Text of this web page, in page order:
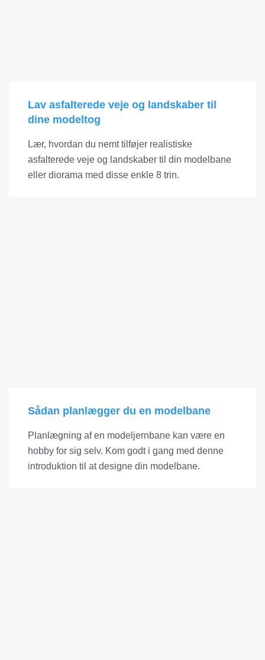
Lav asfalterede veje og landskaber til
dine modeltog
Lær, hvordan du nemt tilføjer realistiske
asfalterede veje og landskaber til din modelbane
eller diorama med disse enkle 8 trin.
Sådan planlægger du en modelbane
Planlægning af en modeljernbane kan være en
hobby for sig selv. Kom godt i gang med denne
introduktion til at designe din modelbane.